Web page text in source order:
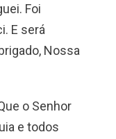
Foi
E será
Nossa
o Senhor
e todos